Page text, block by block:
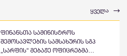
ყველა
ფინანსთა სამინისტროს
შემოსავლების სამსახურის სგპ
„სარფის“ მებაჟე ოფიცრებმა